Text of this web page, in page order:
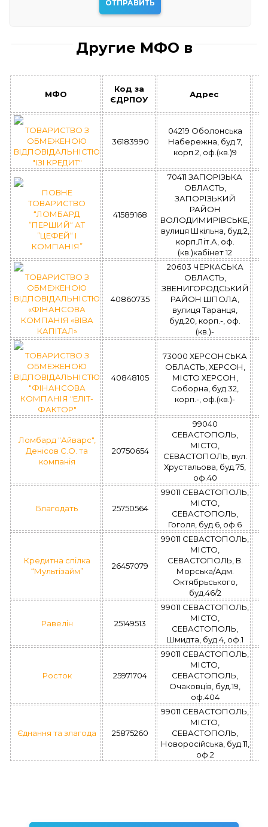
Другие МФО в
МФО
Код за
ЄДРПОУ
Адрес
ТОВАРИСТВО З
ОБМЕЖЕНОЮ
ВІДПОВІДАЛЬНІСТЮ
"ІЗІ КРЕДИТ"
36183990
04219 Оболонська
Набережна, буд.7,
корп.2, оф.(кв.)9
ПОВНЕ
ТОВАРИСТВО
“ЛОМБАРД
”ПЕРШИЙ“ АТ
”ЦЕФЕЙ“ І
КОМПАНІЯ”
41589168
70411 ЗАПОРІЗЬКА
ОБЛАСТЬ,
ЗАПОРІЗЬКИЙ
РАЙОН
ВОЛОДИМИРІВСЬКЕ,
вулиця Шкільна, буд.2,
корп.Літ.А, оф.
(кв.)кабінет 12
ТОВАРИСТВО З
ОБМЕЖЕНОЮ
ВІДПОВІДАЛЬНІСТЮ
«ФІНАНСОВА
КОМПАНІЯ «ВІВА
КАПІТАЛ»
40860735
20603 ЧЕРКАСЬКА
ОБЛАСТЬ,
ЗВЕНИГОРОДСЬКИЙ
РАЙОН ШПОЛА,
вулиця Таранця,
буд.20, корп.-, оф.
(кв.)-
ТОВАРИСТВО З
ОБМЕЖЕНОЮ
ВІДПОВІДАЛЬНІСТЮ
"ФІНАНСОВА
КОМПАНІЯ "ЕЛІТ-
ФАКТОР"
40848105
73000 ХЕРСОНСЬКА
ОБЛАСТЬ, ХЕРСОН,
МІСТО ХЕРСОН,
Соборна, буд.32,
корп.-, оф.(кв.)-
Ломбард "Айварс",
Денісов С.О. та
компанія
20750654
99040
СЕВАСТОПОЛЬ,
МІСТО,
СЕВАСТОПОЛЬ, вул.
Хрустальова, буд.75,
оф.40
Благодать 25750564
99011 СЕВАСТОПОЛЬ,
МІСТО,
СЕВАСТОПОЛЬ,
Гоголя, буд.6, оф.6
Кредитна спілка
“Мультізайм”
26457079
99011 СЕВАСТОПОЛЬ,
МІСТО,
СЕВАСТОПОЛЬ, В.
Морська/Адм.
Октябрьського,
буд.46/2
Равелін 25149513
99011 СЕВАСТОПОЛЬ,
МІСТО,
СЕВАСТОПОЛЬ,
Шмидта, буд.4, оф.1
Росток 25971704
99011 СЕВАСТОПОЛЬ,
МІСТО,
СЕВАСТОПОЛЬ,
Очаковцiв, буд.19,
оф.404
Єднання та злагода 25875260
99011 СЕВАСТОПОЛЬ,
МІСТО,
СЕВАСТОПОЛЬ,
Новоросійська, буд.11,
оф.2